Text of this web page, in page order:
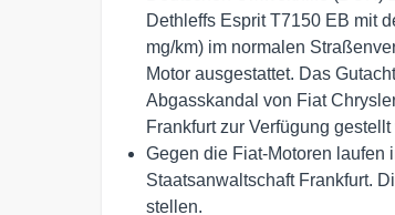
Dethleffs Esprit T7150 EB mit
mg/km) im normalen
Motor ausgestattet. Das
Abgasskandal von Fiat
Frankfurt zur Verfügung gestellt
Gegen die Fiat-Motoren laufen
Staatsanwaltschaft Frankfurt.
stellen.